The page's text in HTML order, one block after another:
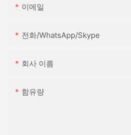
이메일
전화/WhatsApp/Skype
회사 이름
함유량